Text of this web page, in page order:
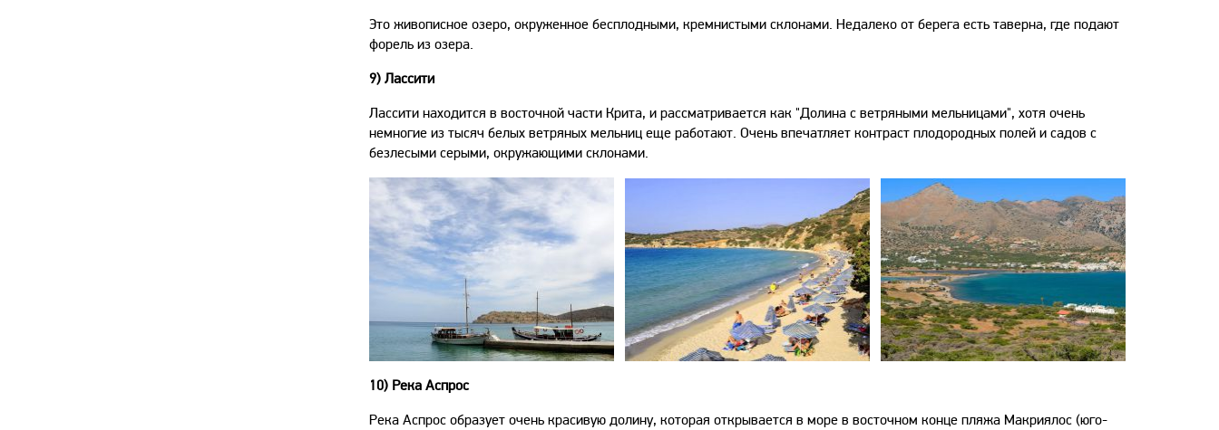
Это живописное озеро, окруженное бесплодными, кремнистыми склонами. Недалеко от берега есть таверна, где подают
форель из озера.
9) Лассити
Лассити находится в восточной части Крита, и рассматривается как "Долина с ветряными мельницами", хотя очень
немногие из тысяч белых ветряных мельниц еще работают. Очень впечатляет контраст плодородных полей и садов с
безлесыми серыми, окружающими склонами.
10) Pека Аспрос
Река Аспрос образует очень красивую долину, которая открывается в море в восточном конце пляжа Макриялос (юго-